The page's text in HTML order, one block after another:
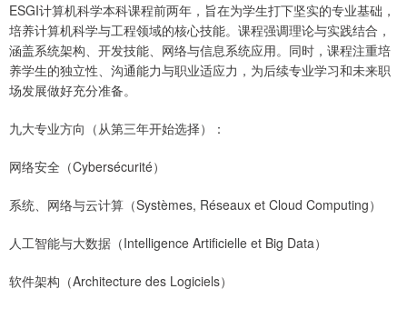
ESGI计算机科学本科课程前两年，旨在为学生打下坚实的专业基础，
培养计算机科学与工程领域的核心技能。课程强调理论与实践结合，
涵盖系统架构、开发技能、网络与信息系统应用。同时，课程注重培
养学生的独立性、沟通能力与职业适应力，为后续专业学习和未来职
场发展做好充分准备。
九大专业方向（从第三年开始选择）：
网络安全（Cybersécurité）
系统、网络与云计算（Systèmes, Réseaux et Cloud Computing）
人工智能与大数据（Intelligence Artificielle et Big Data）
软件架构（Architecture des Logiciels）